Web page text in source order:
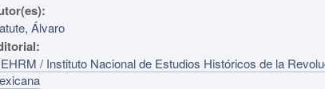
Álvaro
/ Instituto Nacional de Estudios Históricos de la